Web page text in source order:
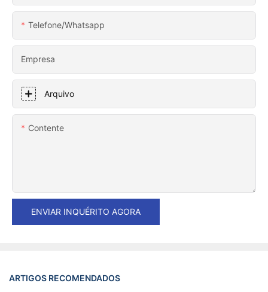
Telefone/whatsapp
Empresa
Arquivo
Contente
ENVIAR INQUÉRITO AGORA
ARTIGOS RECOMENDADOS